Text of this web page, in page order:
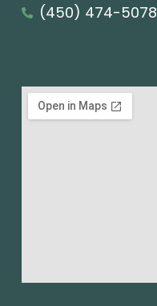
(450) 474-5078